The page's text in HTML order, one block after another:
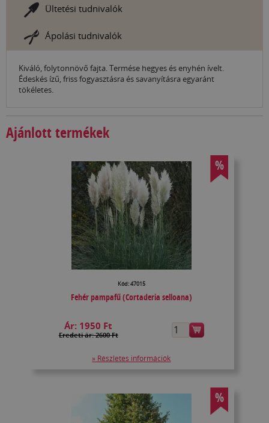
Ültetési tudnivalók
Ápolási tudnivalók
Kiváló, folytonnövő fajta. Termése hegyes és enyhén ívelt.
Édeskés ízű, friss fogyasztásra és savanyításra egyaránt
tökéletes.
Ajánlott termékek
%
Kód: 47015
Fehér pampafű (Cortaderia selloana)
Ár: 1950 Ft
Eredeti ár: 2600 Ft
» Részletes információk
%